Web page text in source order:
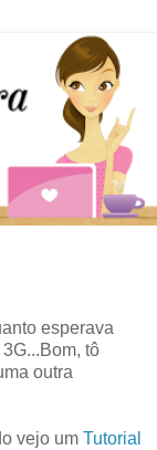
esperava
tô
outra
vejo um Tutorial